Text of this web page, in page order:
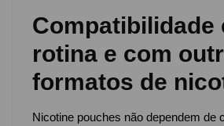
Compatibilidade
rotina e com
formatos de
Nicotine pouches não dependem de